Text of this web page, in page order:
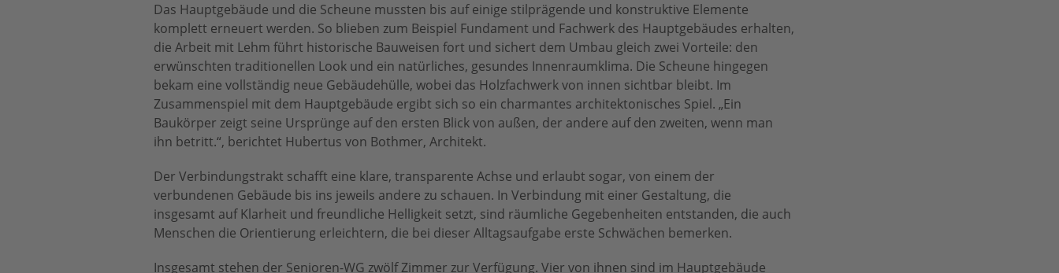
Das Hauptgebäude und die Scheune mussten bis auf einige stilprägende und konst­ruktive Elemente
komplett erneuert werden. So blieben zum Beispiel Fundament und Fachwerk des Hauptgebäudes erhalten,
die Arbeit mit Lehm führt historische Bauweisen fort und sichert dem Umbau gleich zwei Vorteile: den
erwünschten traditionellen Look und ein natürliches, gesundes Innenraumklima. Die Scheune hingegen
bekam eine vollständig neue Gebäudehülle, wobei das Holzfachwerk von innen sichtbar bleibt. Im
Zusammenspiel mit dem Hauptgebäude ergibt sich so ein charmantes architektonisches Spiel. „Ein
Baukörper zeigt seine Ursprünge auf den ersten Blick von außen, der andere auf den zweiten, wenn man
ihn betritt.“, berichtet Hubertus von Bothmer, Architekt.
Der Verbindungstrakt schafft eine klare, transparente Achse und erlaubt sogar, von einem der
verbundenen Gebäude bis ins jeweils andere zu schauen. In Verbindung mit einer Gestaltung, die
insgesamt auf Klarheit und freundliche Helligkeit setzt, sind räumliche Gegebenheiten entstanden, die auch
Menschen die Orientierung erleichtern, die bei dieser Alltagsaufgabe erste Schwächen bemerken.
Insgesamt stehen der Senioren-WG zwölf Zimmer zur Verfügung. Vier von ihnen sind im Hauptgebäude